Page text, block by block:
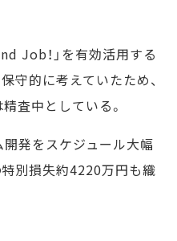
Job！」を有効活用する
守的に考えていたため、
査中としている。
発をスケジュール大幅
別損失約4220万円も織